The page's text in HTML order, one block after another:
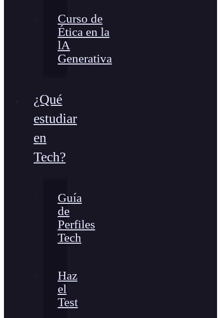
Curso de
Ética en la
lA
Generativa
¿Qué
estudiar
en
Tech?
Guía
de
Perfiles
Tech
Haz
el
Test